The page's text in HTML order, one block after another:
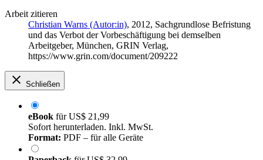
Arbeit zitieren
Christian Warns (Autor:in), 2012, Sachgrundlose Befristung
und das Verbot der Vorbeschäftigung bei demselben
Arbeitgeber, München, GRIN Verlag,
https://www.grin.com/document/209222
Schließen
eBook fürUS$ 21,99
Sofort herunterladen. Inkl. MwSt.
Format: PDF – für alle Geräte